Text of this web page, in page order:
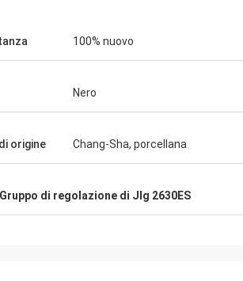
è niente male.
100% nuovo
Nero
origine Chang-Sha, porcellana
Gruppo di regolazione di Jlg 2630ES